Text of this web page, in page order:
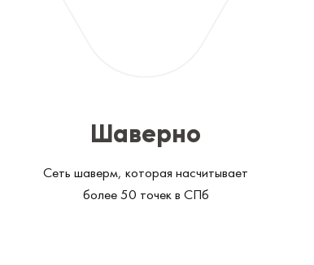
Шаверно
Сеть шаверм, которая насчитывает
более 50 точек в СПб